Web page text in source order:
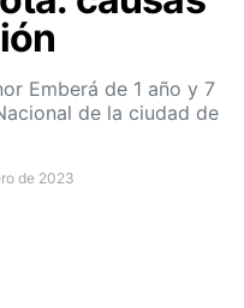
Emberá de 1 año y 7
de la ciudad de
de 2023